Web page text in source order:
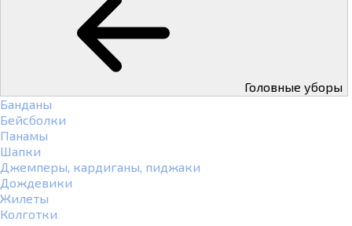
Головные уборы
Банданы
Бейсболки
Панамы
Шапки
Джемперы, кардиганы, пиджаки
Дождевики
Жилеты
Колготки